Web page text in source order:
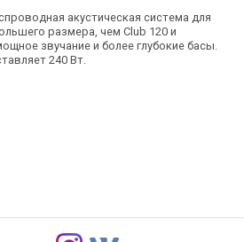
акустическая система для
размера, чем Club 120 и
звучание и более глубокие басы.
240 Вт.